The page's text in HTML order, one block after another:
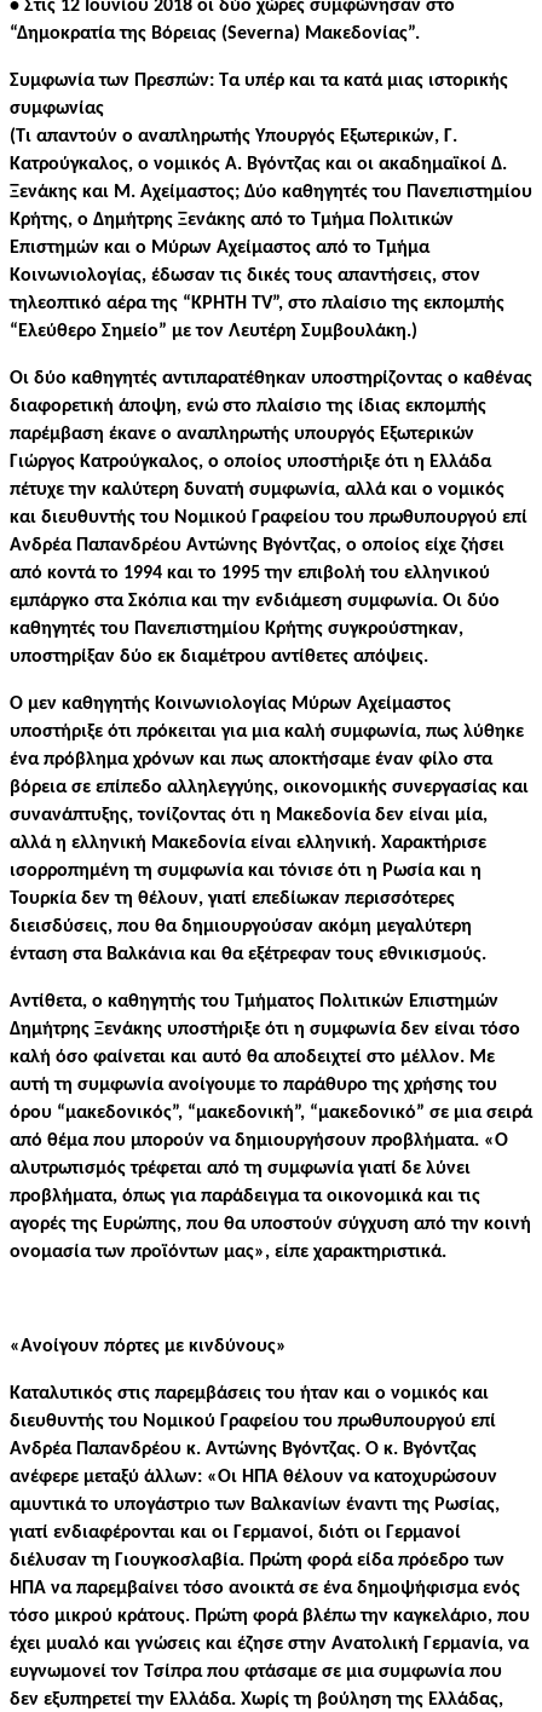
• Στις 12 Ιουνίου 2018 οι δύο χώρες συμφώνησαν στο
“Δημοκρατία της Βόρειας (Severna) Μακεδονίας”.
Συμφωνία των Πρεσπών: Τα υπέρ και τα κατά μιας ιστορικής
συμφωνίας
(Τι απαντούν ο αναπληρωτής Υπουργός Εξωτερικών, Γ.
Κατρούγκαλος, ο νομικός Α. Βγόντζας και οι ακαδημαϊκοί Δ.
Ξενάκης και Μ. Αχείμαστος; Δύο καθηγητές του Πανεπιστημίου
Κρήτης, ο Δημήτρης Ξενάκης από το Τμήμα Πολιτικών
Επιστημών και ο Μύρων Αχείμαστος από το Τμήμα
Κοινωνιολογίας, έδωσαν τις δικές τους απαντήσεις, στον
τηλεοπτικό αέρα της “ΚΡΗΤΗ TV”, στο πλαίσιο της εκπομπής
“Ελεύθερο Σημείο” με τον Λευτέρη Συμβουλάκη.)
Οι δύο καθηγητές αντιπαρατέθηκαν υποστηρίζοντας ο καθένας
διαφορετική άποψη, ενώ στο πλαίσιο της ίδιας εκπομπής
παρέμβαση έκανε ο αναπληρωτής υπουργός Εξωτερικών
Γιώργος Κατρούγκαλος, ο οποίος υποστήριξε ότι η Ελλάδα
πέτυχε την καλύτερη δυνατή συμφωνία, αλλά και ο νομικός
και διευθυντής του Νομικού Γραφείου του πρωθυπουργού επί
Ανδρέα Παπανδρέου Αντώνης Βγόντζας, ο οποίος είχε ζήσει
από κοντά το 1994 και το 1995 την επιβολή του ελληνικού
εμπάργκο στα Σκόπια και την ενδιάμεση συμφωνία. Οι δύο
καθηγητές του Πανεπιστημίου Κρήτης συγκρούστηκαν,
υποστηρίξαν δύο εκ διαμέτρου αντίθετες απόψεις.
Ο μεν καθηγητής Κοινωνιολογίας Μύρων Αχείμαστος
υποστήριξε ότι πρόκειται για μια καλή συμφωνία, πως λύθηκε
ένα πρόβλημα χρόνων και πως αποκτήσαμε έναν φίλο στα
βόρεια σε επίπεδο αλληλεγγύης, οικονομικής συνεργασίας και
συνανάπτυξης, τονίζοντας ότι η Μακεδονία δεν είναι μία,
αλλά η ελληνική Μακεδονία είναι ελληνική. Χαρακτήρισε
ισορροπημένη τη συμφωνία και τόνισε ότι η Ρωσία και η
Τουρκία δεν τη θέλουν, γιατί επεδίωκαν περισσότερες
διεισδύσεις, που θα δημιουργούσαν ακόμη μεγαλύτερη
ένταση στα Βαλκάνια και θα εξέτρεφαν τους εθνικισμούς.
Αντίθετα, ο καθηγητής του Τμήματος Πολιτικών Επιστημών
Δημήτρης Ξενάκης υποστήριξε ότι η συμφωνία δεν είναι τόσο
καλή όσο φαίνεται και αυτό θα αποδειχτεί στο μέλλον. Με
αυτή τη συμφωνία ανοίγουμε το παράθυρο της χρήσης του
όρου “μακεδονικός”, “μακεδονική”, “μακεδονικό” σε μια σειρά
από θέμα που μπορούν να δημιουργήσουν προβλήματα. «Ο
αλυτρωτισμός τρέφεται από τη συμφωνία γιατί δε λύνει
προβλήματα, όπως για παράδειγμα τα οικονομικά και τις
αγορές της Ευρώπης, που θα υποστούν σύγχυση από την κοινή
ονομασία των προϊόντων μας», είπε χαρακτηριστικά.
«Ανοίγουν πόρτες με κινδύνους»
Καταλυτικός στις παρεμβάσεις του ήταν και ο νομικός και
διευθυντής του Νομικού Γραφείου του πρωθυπουργού επί
Ανδρέα Παπανδρέου κ. Αντώνης Βγόντζας. Ο κ. Βγόντζας
ανέφερε μεταξύ άλλων: «Οι ΗΠΑ θέλουν να κατοχυρώσουν
αμυντικά το υπογάστριο των Βαλκανίων έναντι της Ρωσίας,
γιατί ενδιαφέρονται και οι Γερμανοί, διότι οι Γερμανοί
διέλυσαν τη Γιουγκοσλαβία. Πρώτη φορά είδα πρόεδρο των
ΗΠΑ να παρεμβαίνει τόσο ανοικτά σε ένα δημοψήφισμα ενός
τόσο μικρού κράτους. Πρώτη φορά βλέπω την καγκελάριο, που
έχει μυαλό και γνώσεις και έζησε στην Ανατολική Γερμανία, να
ευγνωμονεί τον Τσίπρα που φτάσαμε σε μια συμφωνία που
δεν εξυπηρετεί την Ελλάδα. Χωρίς τη βούληση της Ελλάδας,